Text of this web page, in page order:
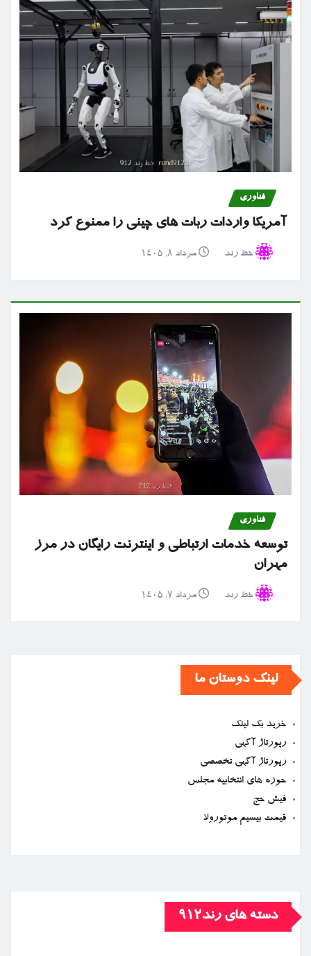
فناوری
آمریکا واردات ربات های چینی را ممنوع کرد
خط رند مرداد ۸, ۱۴۰۵
فناوری
توسعه خدمات ارتباطی و اینترنت رایگان در مرز
مهران
خط رند مرداد ۷, ۱۴۰۵
لینک دوستان ما
خرید بک لینک
رپورتاژ آگهی
رپورتاژ آگهی تخصصی
حوزه های انتخابیه مجلس
فیش حج
قیمت بیسیم موتورولا
دسته های رند912